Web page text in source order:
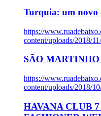
Turquia: um novo
https://
content/uploads/2018/
SÃO
https://
content/uploads/2018/
HAVANA CLUB